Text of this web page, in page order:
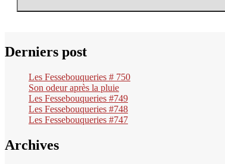
Derniers post
Les Fessebouqueries # 750
Son odeur après la pluie
Les Fessebouqueries #749
Les Fessebouqueries #748
Les Fessebouqueries #747
Archives